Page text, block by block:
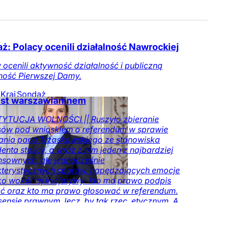
Polacy ocenili działalność Nawrockiej
ocenili aktywność działalność i publiczną
Pierwszej Damy.
KrajSondaż
warszawianinem
WOLNOŚCI || Ruszyło zbieranie
pod wnioskiem o referendum w sprawie
pana Trzaskowskiego ze stanowiska
stolicy, a wraz z nim jeden z najbardziej
ale jednocześnie
sporów, napędzających emocje
wokół tej inicjatywy: kto ma prawo podpis
oraz kto ma prawo głosować w referendum.
prawnym, lecz, by tak rzec, etycznym. A